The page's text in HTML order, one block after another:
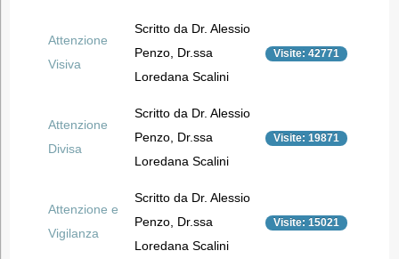
Attenzione
Visiva
Scritto da Dr. Alessio
Penzo, Dr.ssa
Loredana Scalini
Visite: 42771
Attenzione
Divisa
Scritto da Dr. Alessio
Penzo, Dr.ssa
Loredana Scalini
Visite: 19871
Attenzione e
Vigilanza
Scritto da Dr. Alessio
Penzo, Dr.ssa
Loredana Scalini
Visite: 15021